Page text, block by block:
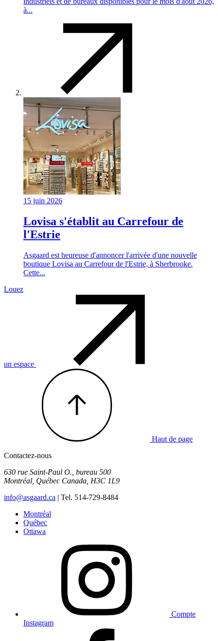
à...
15 juin 2026
Lovisa s'établit au Carrefour de
l'Estrie
Asgaard est heureuse d'annoncer l'arrivée d'une nouvelle
boutique Lovisa au Carrefour de l'Estrie, à Sherbrooke.
Cette...
Louez
un espace
Haut de page
Contactez-nous
630 rue Saint-Paul O., bureau 500
Montréal Québec Canada H3C 1L9
info@asgaard.ca | Tel. 514-729-8484
Montréal
Québec
Ottawa
Compte
Instagram